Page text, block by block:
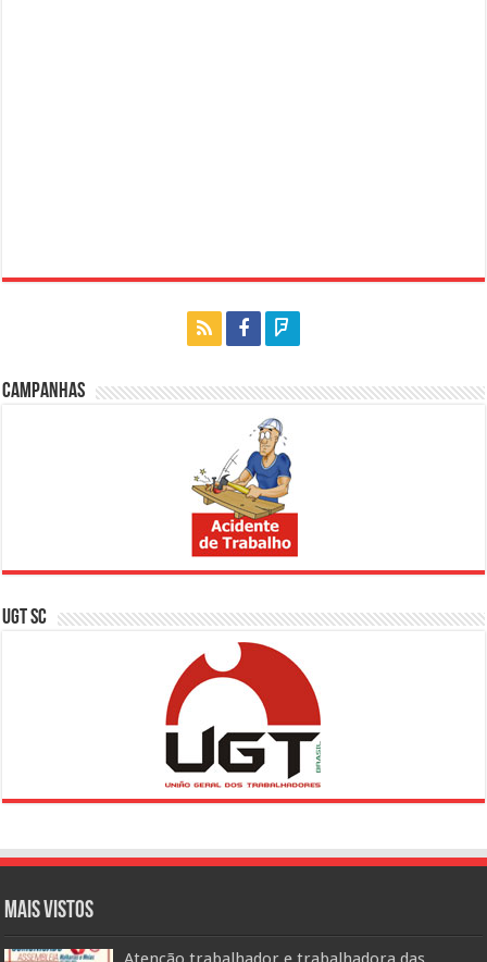
Campanhas
UGT SC
Mais vistos